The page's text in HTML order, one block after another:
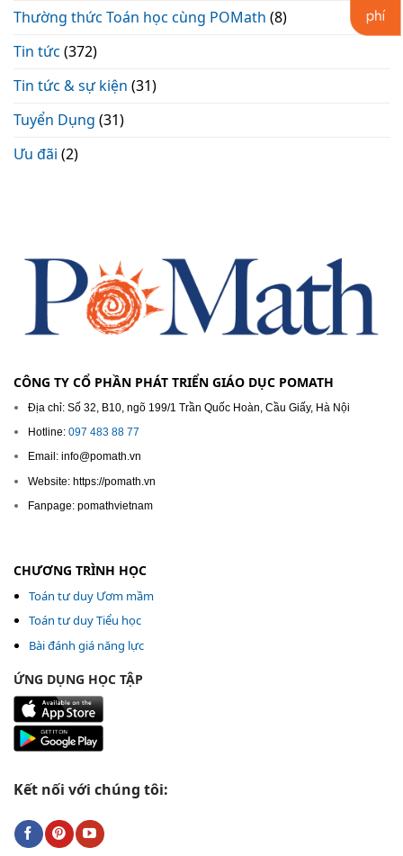
Thường thức Toán học cùng POMath (8)
Tin tức (372)
Tin tức & sự kiện (31)
Tuyển Dụng (31)
Ưu đãi (2)
CÔNG TY CỔ PHẦN PHÁT TRIỂN GIÁO DỤC POMATH
Địa chỉ: Số 32, B10, ngõ 199/1 Trần Quốc Hoàn, Cầu Giấy, Hà Nội
Hotline: 097 483 88 77
Email: info@pomath.vn
Website: https://pomath.vn
Fanpage: pomathvietnam
CHƯƠNG TRÌNH HỌC
Toán tư duy Ươm mầm
Toán tư duy Tiểu học
Bài đánh giá năng lực
ỨNG DỤNG HỌC TẬP
Kết nối với chúng tôi: